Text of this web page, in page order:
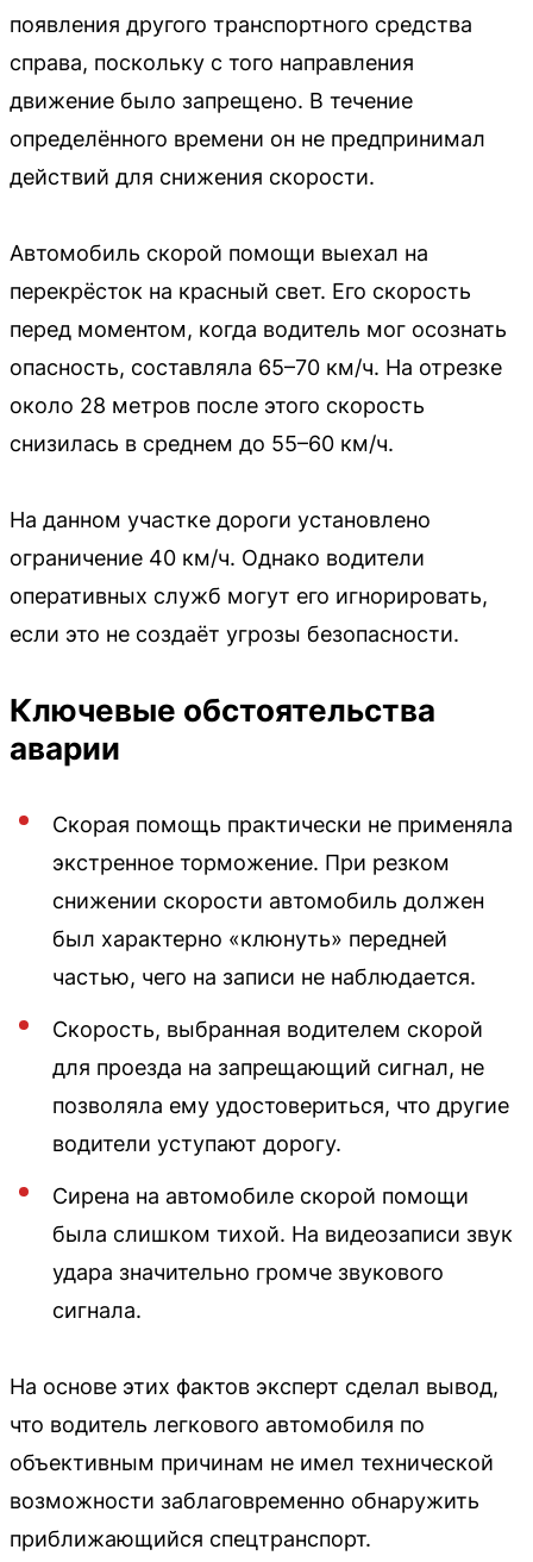
появления другого транспортного средства
справа, поскольку с того направления
движение было запрещено. В течение
определённого времени он не предпринимал
действий для снижения скорости.
Автомобиль скорой помощи выехал на
перекрёсток на красный свет. Его скорость
перед моментом, когда водитель мог осознать
опасность, составляла 65–70 км/ч. На отрезке
около 28 метров после этого скорость
снизилась в среднем до 55–60 км/ч.
На данном участке дороги установлено
ограничение 40 км/ч. Однако водители
оперативных служб могут его игнорировать,
если это не создаёт угрозы безопасности.
Ключевые обстоятельства
аварии
Скорая помощь практически не применяла
экстренное торможение. При резком
снижении скорости автомобиль должен
был характерно «клюнуть» передней
частью, чего на записи не наблюдается.
Скорость, выбранная водителем скорой
для проезда на запрещающий сигнал, не
позволяла ему удостовериться, что другие
водители уступают дорогу.
Сирена на автомобиле скорой помощи
была слишком тихой. На видеозаписи звук
удара значительно громче звукового
сигнала.
На основе этих фактов эксперт сделал вывод,
что водитель легкового автомобиля по
объективным причинам не имел технической
возможности заблаговременно обнаружить
приближающийся спецтранспорт.